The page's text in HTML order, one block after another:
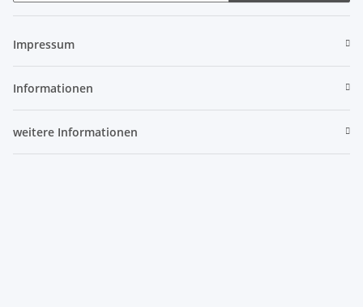
Impressum
Informationen
weitere Informationen